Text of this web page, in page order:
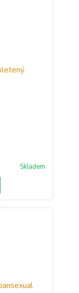
Skladem